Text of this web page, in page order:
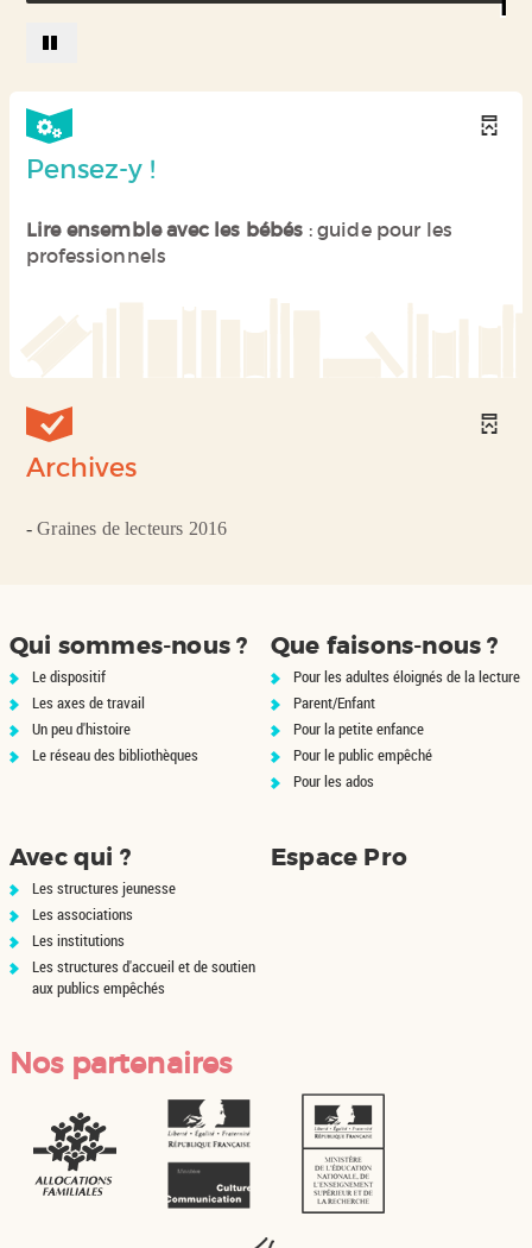
Pensez-y !
Lire ensemble avec les bébés : guide pour les
professionnels
Archives
-Graines de lecteurs 2016
Qui sommes-nous ?
Le dispositif
Les axes de travail
Un peu d'histoire
Le réseau des bibliothèques
Que faisons-nous ?
Pour les adultes éloignés de la lecture
Parent/Enfant
Pour la petite enfance
Pour le public empêché
Pour les ados
Avec qui ?
Les structures jeunesse
Les associations
Les institutions
Les structures d'accueil et de soutien
aux publics empêchés
Espace Pro
Nos partenaires